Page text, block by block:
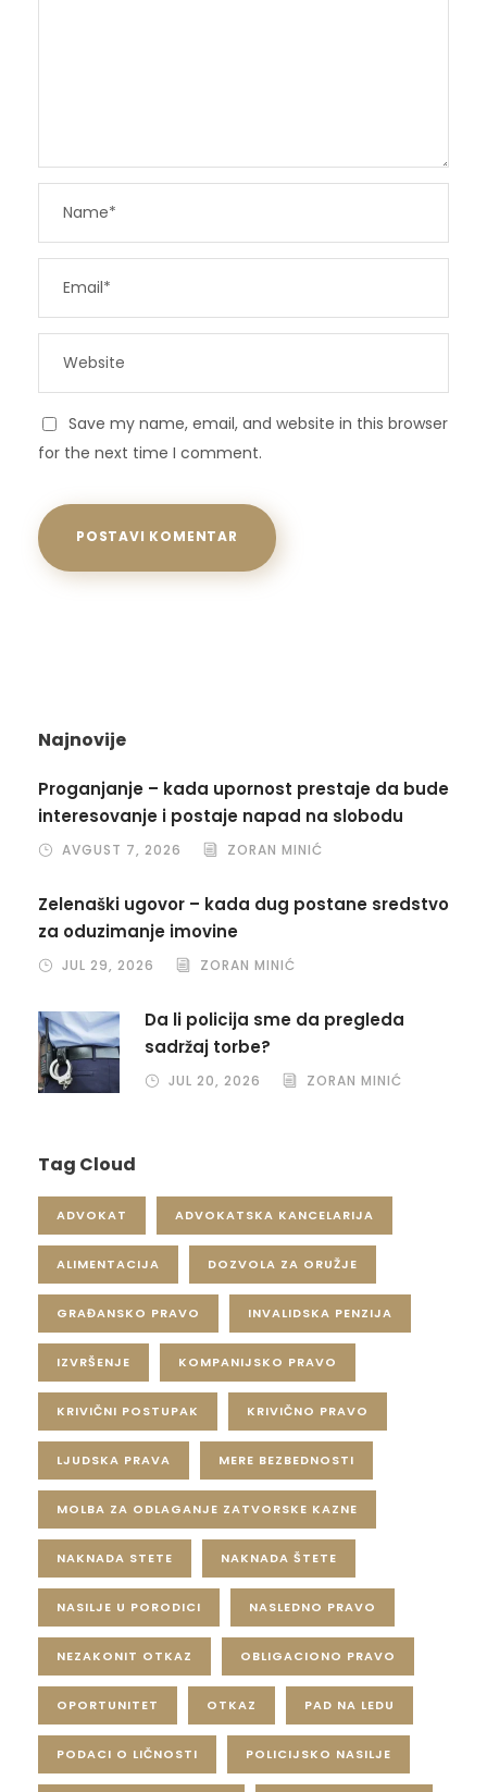
Save my name, email, and website in this browser
for the next time I comment.
Najnovije
Proganjanje – kada upornost prestaje da bude
interesovanje i postaje napad na slobodu
AVGUST 7, 2026 ZORAN MINIĆ
Zelenaški ugovor – kada dug postane sredstvo
za oduzimanje imovine
JUL 29, 2026 ZORAN MINIĆ
Da li policija sme da pregleda
sadržaj torbe?
JUL 20, 2026 ZORAN MINIĆ
Tag Cloud
ADVOKAT ADVOKATSKA KANCELARIJA
ALIMENTACIJA DOZVOLA ZA ORUŽJE
GRAĐANSKO PRAVO INVALIDSKA PENZIJA
IZVRŠENJE KOMPANIJSKO PRAVO
KRIVIČNI POSTUPAK KRIVIČNO PRAVO
LJUDSKA PRAVA MERE BEZBEDNOSTI
MOLBA ZA ODLAGANJE ZATVORSKE KAZNE
NAKNADA STETE NAKNADA ŠTETE
NASILJE U PORODICI NASLEDNO PRAVO
NEZAKONIT OTKAZ OBLIGACIONO PRAVO
OPORTUNITET OTKAZ PAD NA LEDU
PODACI O LIČNOSTI POLICIJSKO NASILJE